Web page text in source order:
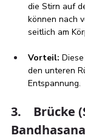
die Stirn auf
können nach
seitlich am
Vorteil:
den unteren
Entspannung.
3.    Brücke